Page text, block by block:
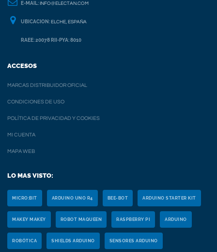
E-MAIL: INFO@ELECTAN.COM
UBICACION: ELCHE, ESPAÑA
RAEE: 20078 RII-PYA: 8010
ACCESOS
MARCAS DISTRIBUIDOR OFICIAL
CONDICIONES DE USO
POLÍTICA DE PRIVACIDAD Y COOKIES
MI CUENTA
MAPA WEB
LO MAS VISTO:
MICRO:BIT ARDUINO UNO R4 BEE-BOT ARDUINO STARTER KIT
MAKEY MAKEY ROBOT MAQUEEN RASPBERRY PI ARDUINO
ROBÓTICA SHIELDS ARDUINO SENSORES ARDUINO